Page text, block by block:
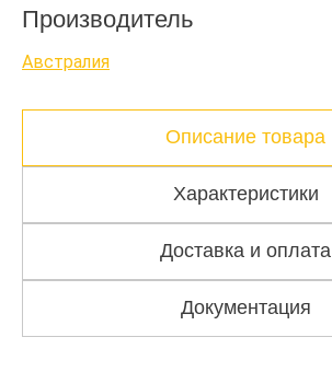
Производитель
Австралия
Описание товара
Характеристики
Доставка и оплата
Документация